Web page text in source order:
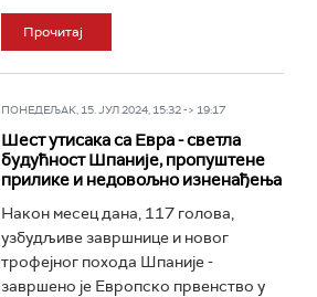
Прочитај
ПОНЕДЕЉАК, 15. ЈУЛ 2024, 15:32 -> 19:17
Шест утисака са Евра - светла
будућност Шпаније, пропуштене
прилике и недовољно изненађења
Након месец дана, 117 голова,
узбудљиве завршнице и новог
трофејног похода Шпаније -
завршено је Европско првенство у